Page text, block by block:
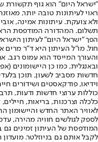
"ישראל היום" הוא גוף תקשורת
ראוי לעיתונות טובה יותר,
ולא צועקת. עיתונות אמינה,
הפך "ישראל היום" לעיתון
חול. מו"ל העיתון היא ד"ר מרים
והעורך המייסד הוא עמוס רגב.
חדשות מסביב לשעון, תוכן
וידיאו, פודקאסטים ושידורים
כוללות ערוצי חדשות ודעות,
לאוויר האתר החדש והיישומון
לספק לגולשים חוויה מהירה,
המודפסת של העיתון זמינים
לקבל אותם גם בניוזלטר.